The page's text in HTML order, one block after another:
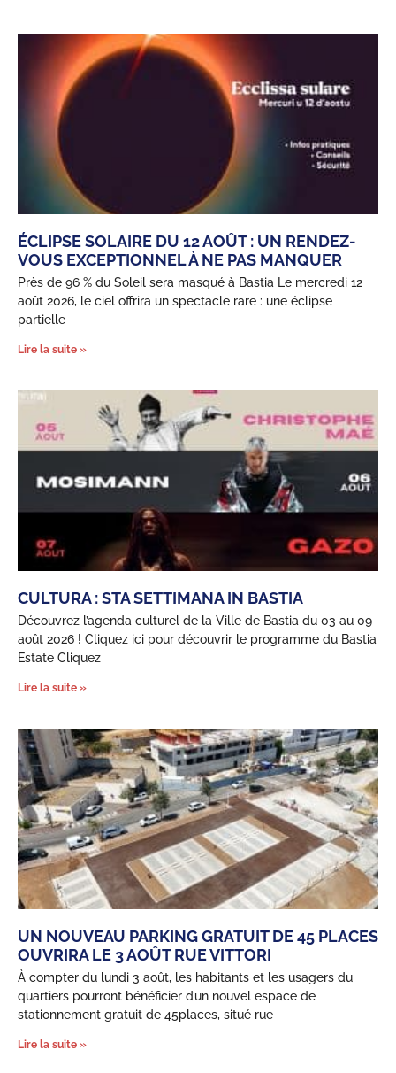
ÉCLIPSE SOLAIRE DU 12 AOÛT : UN RENDEZ-
VOUS EXCEPTIONNEL À NE PAS MANQUER
Près de 96 % du Soleil sera masqué à Bastia Le mercredi 12
août 2026, le ciel offrira un spectacle rare : une éclipse
partielle
Lire la suite »
CULTURA : STA SETTIMANA IN BASTIA
Découvrez l’agenda culturel de la Ville de Bastia du 03 au 09
août 2026 ! Cliquez ici pour découvrir le programme du Bastia
Estate Cliquez
Lire la suite »
UN NOUVEAU PARKING GRATUIT DE 45 PLACES
OUVRIRA LE 3 AOÛT RUE VITTORI
À compter du lundi 3 août, les habitants et les usagers du
quartiers pourront bénéficier d’un nouvel espace de
stationnement gratuit de 45places, situé rue
Lire la suite »